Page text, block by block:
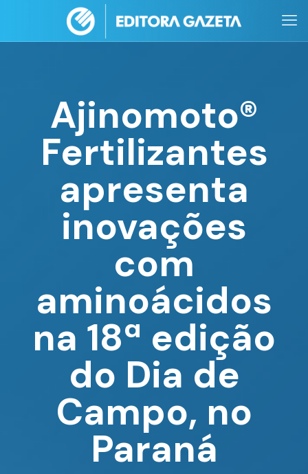
Ajinomoto®
Fertilizantes
apresenta
inovações
com
aminoácidos
na 18ª edição
do Dia de
Campo, no
Paraná